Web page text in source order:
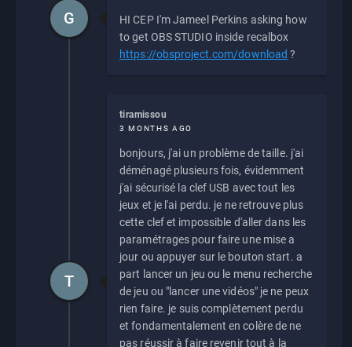
HI CEP I'm Jameel Perkins asking how
to get OBS STUDIO inside recalbox
https://obsproject.com/download ?
G
tiramissou
3 MONTHS AGO
bonjours, j'ai un problème de taille. j'ai
déménagé plusieurs fois, évidemment
j'ai sécurisé la clef USB avec tout les
jeux et je l'ai perdu. je ne retrouve plus
cette clef et impossible d'aller dans les
paramétrages pour faire une mise a
jour ou appuyer sur le bouton start. a
part lancer un jeu ou le menu recherche
de jeu ou "lancer une vidéos" je ne peux
rien faire. je suis complètement perdu
et fondamentalement en colère de ne
pas réussir à faire revenir tout à la
T